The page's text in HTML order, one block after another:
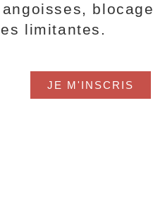
limitantes.
JE M'INSCRIS